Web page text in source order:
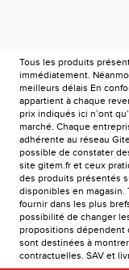
Tous les produits
immédiatement.
meilleurs délais En
appartient à chaque
prix indiqués ici n’ont
marché. Chaque
adhérente au réseau
possible de constater
site gitem.fr et ceux
des produits présentés
disponibles en magasin.
fournir dans les plus
possibilité de changer
propositions dépendent
sont destinées à
contractuelles. SAV et